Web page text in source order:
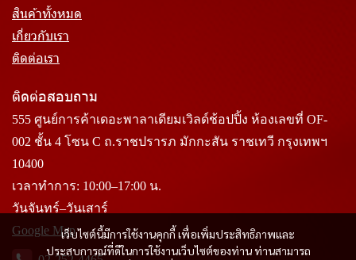
เว็บไซต์นี้มีการใช้งานคุกกี้ เพื่อเพิ่มประสิทธิภาพและ
ประสบการณ์ที่ดีในการใช้งานเว็บไซต์ของท่าน ท่านสามารถ
สินค้าทั้งหมด
เกี่ยวกับเรา
ติดต่อเรา
ติดต่อสอบถาม
555 ศูนย์การค้าเดอะพาลาเดียมเวิลด์ช้อปปิ้ง ห้องเลขที่ OF-
002 ชั้น 4 โซน C ถ.ราชปรารภ มักกะสัน ราชเทวี กรุงเทพฯ
10400
เวลาทำการ: 10:00–17:00 น.
วันจันทร์–วันเสาร์
Google Map